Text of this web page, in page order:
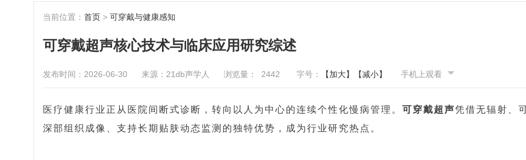
当前位置： 首页 > 可穿戴与健康感知
可穿戴超声核心技术与临床应用研究综述
发布时间：2026-06-30 来源：21db声学人 浏览量： 2442 字号： 【加大】 【减小】 手机上观看
医疗健康行业正从医院间断式诊断，转向以人为中心的连续个性化慢病管理。 可穿戴超声凭借无辐射、
深部组织成像、支持长期贴肤动态监测的独特优势，成为行业研究热点。